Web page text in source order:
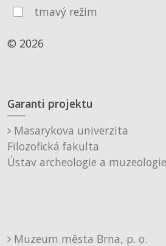
tmavý režim
© 2026
Garanti projektu
Masarykova univerzita
Filozofická fakulta
Ústav archeologie a muzeologie
Muzeum města Brna, p. o.